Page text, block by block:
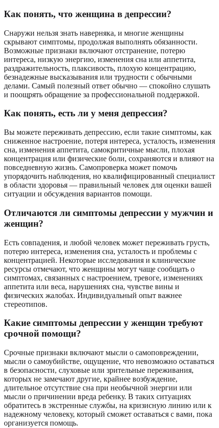
Как понять, что женщина в депрессии?
Снаружи нельзя знать наверняка, и многие женщины
скрывают симптомы, продолжая выполнять обязанности.
Возможные признаки включают отстранение, потерю
интереса, низкую энергию, изменения сна или аппетита,
раздражительность, плаксивость, плохую концентрацию,
безнадежные высказывания или трудности с обычными
делами. Самый полезный ответ обычно — спокойно слушать
и поощрять обращение за профессиональной поддержкой.
Как понять, есть ли у меня депрессия?
Вы можете переживать депрессию, если такие симптомы, как
сниженное настроение, потеря интереса, усталость, изменения
сна, изменения аппетита, самокритичные мысли, плохая
концентрация или физические боли, сохраняются и влияют на
повседневную жизнь. Самопроверка может помочь
упорядочить наблюдения, но квалифицированный специалист
в области здоровья — правильный человек для оценки вашей
ситуации и обсуждения вариантов помощи.
Отличаются ли симптомы депрессии у мужчин и
женщин?
Есть совпадения, и любой человек может переживать грусть,
потерю интереса, изменения сна, усталость и проблемы с
концентрацией. Некоторые исследования и клинические
ресурсы отмечают, что женщины могут чаще сообщать о
симптомах, связанных с настроением, тревоге, изменениях
аппетита или веса, нарушениях сна, чувстве вины и
физических жалобах. Индивидуальный опыт важнее
стереотипов.
Какие симптомы депрессии у женщин требуют
срочной помощи?
Срочные признаки включают мысли о самоповреждении,
мысли о самоубийстве, ощущение, что невозможно оставаться
в безопасности, слуховые или зрительные переживания,
которых не замечают другие, крайнее возбуждение,
длительное отсутствие сна при необычной энергии или
мысли о причинении вреда ребенку. В таких ситуациях
обратитесь в экстренные службы, на кризисную линию или к
надежному человеку, который сможет оставаться с вами, пока
организуется помощь.